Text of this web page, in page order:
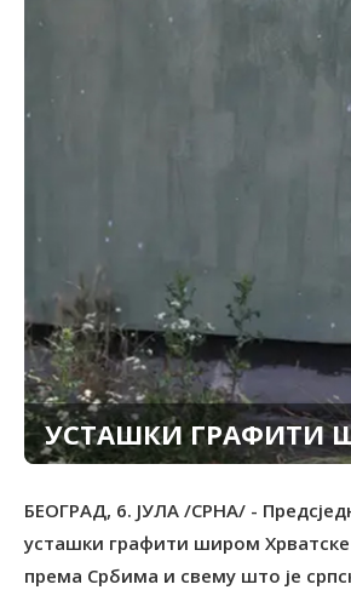
УСТАШКИ ГРАФИТИ
БЕОГРАД, 6. ЈУЛА /СРНА/ -
усташки графити широм
према Србима и свему што је